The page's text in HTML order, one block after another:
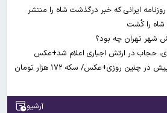
ایرانی که خبر درگذشت شاه را منتشر
شاه را کُشت
قیمت سکه و طلا ۲۰سال پیش در چنین روزی+عکس/ سکه ۱۷۲ هزار تومان
آرشیو